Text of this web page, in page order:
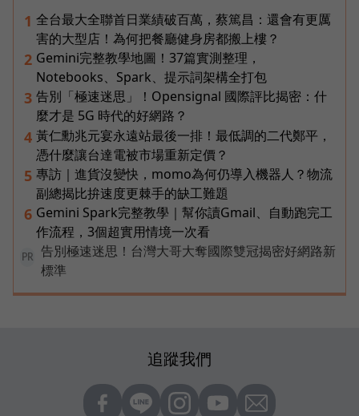
1 全台最大全聯首日業績破百萬，蔡篤昌：還會有更厲
害的大型店！為何把餐廳健身房都搬上樓？
2 Gemini完整教學地圖！37篇實測整理，
Notebooks、Spark、提示詞架構全打包
3 告別「極速迷思」！Opensignal 國際評比揭密：什
麼才是 5G 時代的好網路？
4 黃仁勳兆元宴永遠站最後一排！最低調的二代鄭平，
憑什麼讓台達電被市場重新定價？
5 專訪｜進貨沒變快，momo為何仍導入機器人？物流
副總揭比拚速度更棘手的缺工難題
6 Gemini Spark完整教學｜幫你讀Gmail、自動跑完工
作流程，3個超實用情境一次看
PR
告別極速迷思！台灣大哥大奪國際雙冠揭密好網路新
標準
追蹤我們